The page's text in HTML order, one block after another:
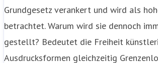
Grundgesetz verankert und wird als
betrachtet. Warum wird sie dennoch
gestellt? Bedeutet die Freiheit
Ausdrucksformen gleichzeitig